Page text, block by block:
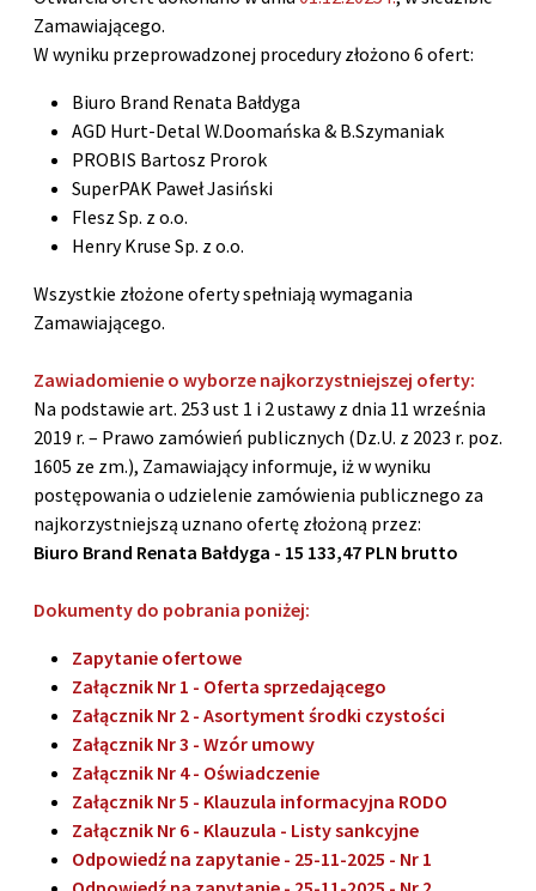
Zamawiającego.
W wyniku przeprowadzonej procedury złożono 6 ofert:
Biuro Brand Renata Bałdyga
AGD Hurt-Detal W.Doomańska & B.Szymaniak
PROBIS Bartosz Prorok
SuperPAK Paweł Jasiński
Flesz Sp. z o.o.
Henry Kruse Sp. z o.o.
Wszystkie złożone oferty spełniają wymagania
Zamawiającego.
Zawiadomienie o wyborze najkorzystniejszej oferty:
Na podstawie art. 253 ust 1 i 2 ustawy z dnia 11 września
2019 r. – Prawo zamówień publicznych (Dz.U. z 2023 r. poz.
1605 ze zm.), Zamawiający informuje, iż w wyniku
postępowania o udzielenie zamówienia publicznego za
najkorzystniejszą uznano ofertę złożoną przez:
Biuro Brand Renata Bałdyga - 15 133,47 PLN brutto
Dokumenty do pobrania poniżej:
Zapytanie ofertowe
Załącznik Nr 1 - Oferta sprzedającego
Załącznik Nr 2 - Asortyment środki czystości
Załącznik Nr 3 - Wzór umowy
Załącznik Nr 4 - Oświadczenie
Załącznik Nr 5 - Klauzula informacyjna RODO
Załącznik Nr 6 - Klauzula - Listy sankcyjne
Odpowiedź na zapytanie - 25-11-2025 - Nr 1